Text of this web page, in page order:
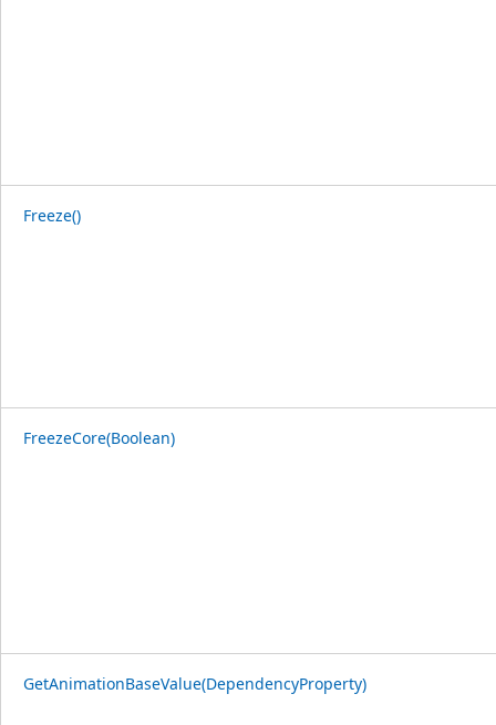
Freeze()
FreezeCore(Boolean)
GetAnimationBaseValue(DependencyProperty)